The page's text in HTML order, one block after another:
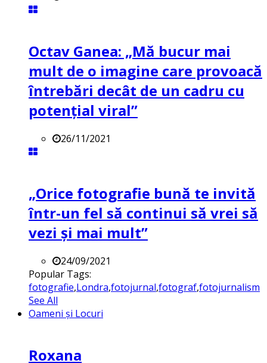
Octav Ganea: „Mă bucur mai
mult de o imagine care provoacă
întrebări decât de un cadru cu
potenţial viral”
26/11/2021
„Orice fotografie bună te invită
într-un fel să continui să vrei să
vezi și mai mult”
24/09/2021
Popular Tags:
fotografie,Londra,fotojurnal,fotograf,fotojurnalism
See All
Oameni și Locuri
Roxana